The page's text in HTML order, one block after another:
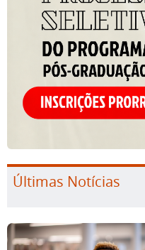
Últimas Notícias